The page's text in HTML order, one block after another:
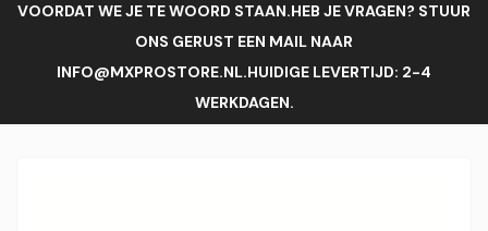
VOORDAT WE JE TE WOORD STAAN.HEB JE VRAGEN? STUUR
ONS GERUST EEN MAIL NAAR
INFO@MXPROSTORE.NL.HUIDIGE LEVERTIJD: 2-4
WERKDAGEN.